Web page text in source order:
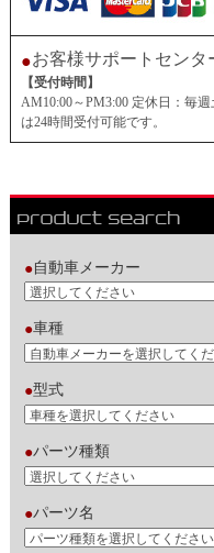
●お客様サポートセンタ
【受付時間】
AM10:00～PM3:00 定休日：毎
は24時間受付可能です。
●自動車メーカー
●車種
●型式
●パーツ種類
●パーツ名